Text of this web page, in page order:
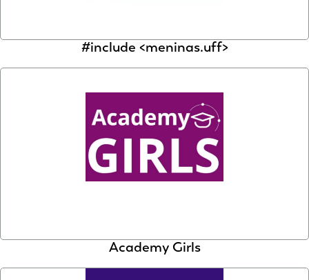
#include <meninas.uff>
Academy Girls